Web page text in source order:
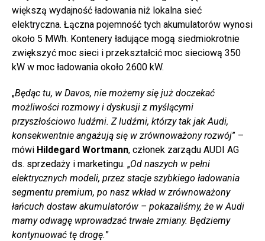
większą wydajność ładowania niż lokalna sieć
elektryczna. Łączna pojemność tych akumulatorów wynosi
około 5 MWh. Kontenery ładujące mogą siedmiokrotnie
zwiększyć moc sieci i przekształcić moc sieciową 350
kW w moc ładowania około 2600 kW.
„Będąc tu, w Davos, nie możemy się już doczekać
możliwości rozmowy i dyskusji z myślącymi
przyszłościowo ludźmi. Z ludźmi, którzy tak jak Audi,
konsekwentnie angażują się w zrównoważony rozwój” –
mówi Hildegard Wortmann, członek zarządu AUDI AG
ds. sprzedaży i marketingu. „Od naszych w pełni
elektrycznych modeli, przez stacje szybkiego ładowania
segmentu premium, po nasz wkład w zrównoważony
łańcuch dostaw akumulatorów – pokazaliśmy, że w Audi
mamy odwagę wprowadzać trwałe zmiany. Będziemy
kontynuować tę drogę.”